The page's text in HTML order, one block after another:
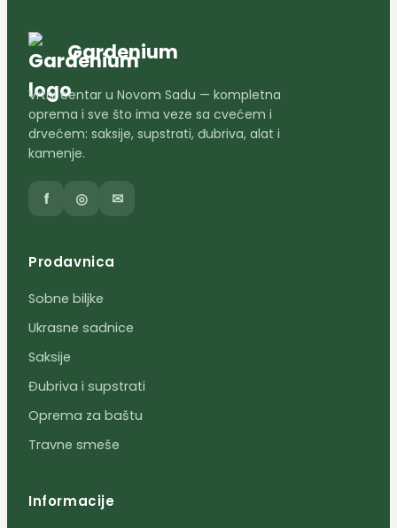
Gardenium
Vrtni centar u Novom Sadu — kompletna
oprema i sve što ima veze sa cvećem i
drvećem: saksije, supstrati, đubriva, alat i
kamenje.
f ◎ ✉
Prodavnica
Sobne biljke
Ukrasne sadnice
Saksije
Đubriva i supstrati
Oprema za baštu
Travne smeše
Informacije